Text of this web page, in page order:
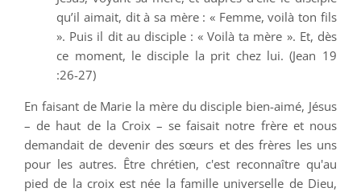
qu’il aimait, dit à sa mère : « Femme, voilà ton fils
». Puis il dit au disciple : « Voilà ta mère ». Et, dès
ce moment, le disciple la prit chez lui. (Jean 19
:26-27)
En faisant de Marie la mère du disciple bien-aimé, Jésus
– de haut de la Croix – se faisait notre frère et nous
demandait de devenir des sœurs et des frères les uns
pour les autres. Être chrétien, c'est reconnaître qu'au
pied de la croix est née la famille universelle de Dieu,